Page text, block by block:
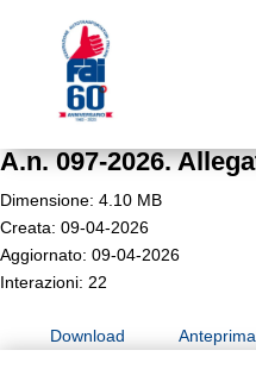
A.n. 097-2026.
Dimensione: 4.10 MB
Creata: 09-04-2026
Aggiornato: 09-04-2026
Interazioni: 22
Download Anteprima